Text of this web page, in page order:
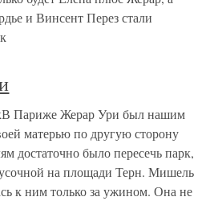
и Винсент Перез стали
Париже Жерар Ури был нашим
матерью по другую сторону
достаточно было пересечь парк,
на площади Терн. Мишель
к ним только за ужином. Она не